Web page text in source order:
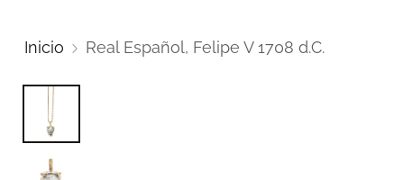
Inicio Real Español, Felipe V 1708 d.C.